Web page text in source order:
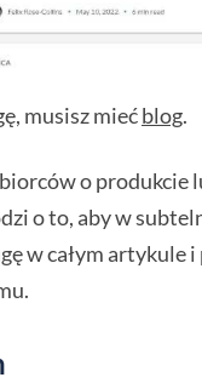
musisz miećblog.
o produkcie
o to, aby w
w całym artykule